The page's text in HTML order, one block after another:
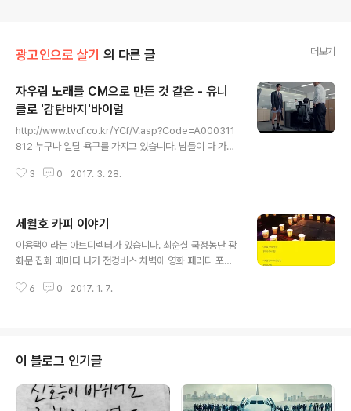
광고인으로 살기 의 다른 글 더보기
자우림 노래를 CM으로 만든 것 같은 - 유니
클로 '감탄바지'바이럴
http://www.tvcf.co.kr/YCf/V.asp?Code=A000311
812 누구나 일탈 욕구를 가지고 있습니다. 남들이 다 가는
는 '아파트 옥상에서 번지점프를~ 신도림역 안에서 스트립
니클로 '감탄바지'바이럴입니다. 사실 본편 CM까지 그리
재미있는 건 아닙니다. 그러나 좀 더 길고 자유롭게 생각을
펼칠 수 있는 바이럴에서는 드라마틱한 설정과 과장, 유머
고 '감탄바지'라는 네이밍조차도 캠페인을 도와주고 있는
3 0 2017. 3. 28.
세월호 카피 이야기
이용택이라는 아트디렉터가 있습니다. 최순실 국정농단 광
화문 집회 때마다 나가 전경버스 차벽에 영화 패러디 포스
니 ‘뭐라도 해야 할 것 같아서’라는 대답이 돌아왔습니다.
자는 공익광고를 몇 편 제작해서 페이스북에 공유를 했습
니다. 그런데 며칠 전 제게도 세월호 카피를 쓸 수 있는지
문의를 해왔습니다. 망설였습니다. 자칫 하찮은 잔재주나
공명심으로 비쳐지지나 않을까 하는 걱정 때문이었습니다.
6 0 2017. 1. 7.
이 블로그 인기글